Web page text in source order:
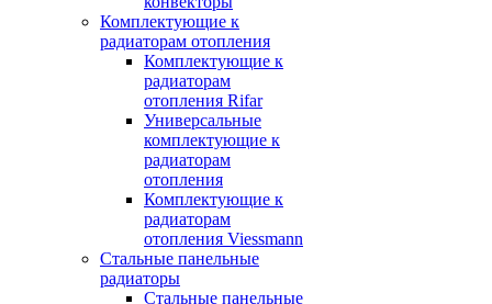
Комплектующие к
радиаторам отопления
Комплектующие к
радиаторам
отопления Rifar
Универсальные
комплектующие к
радиаторам
отопления
Комплектующие к
радиаторам
отопления Viessmann
Стальные панельные
радиаторы
Стальные панельные